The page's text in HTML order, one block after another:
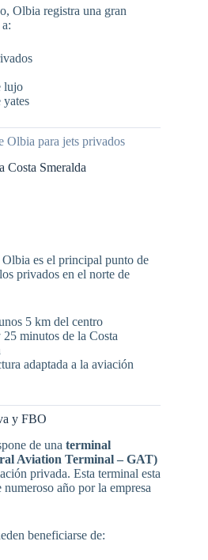
Olbia registra una gran
lujo
yates
Olbia para jets privados
Costa Smeralda
es el principal punto de
privados en el norte de
5 km del centro
minutos de la Costa
adaptada a la aviación
y FBO
de una terminal
Aviation Terminal – GAT)
privada. Esta terminal esta
numeroso año por la empresa
beneficiarse de: